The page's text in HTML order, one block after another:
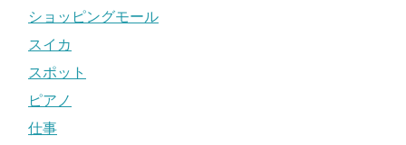
ショッピングモール
スイカ
スポット
ピアノ
仕事